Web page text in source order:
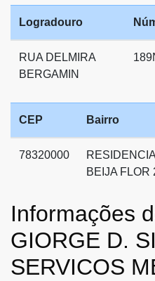
Logradouro
RUA DELMIRA
BERGAMIN
CEP Bairro
78320000
BEIJA FLOR
Informações
GIORGE D.
SERVICOS